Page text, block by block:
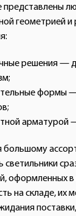
представлены
геометрией
решения —
формы
арматурой
большому
оформленных в
на складе, их